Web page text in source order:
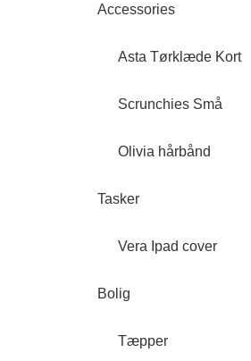
Accessories
Asta Tørklæde Kort
Scrunchies Små
Olivia hårbånd
Tasker
Vera Ipad cover
Bolig
Tæpper